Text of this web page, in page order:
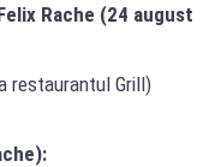
Rache (24 august
restaurantul Grill)